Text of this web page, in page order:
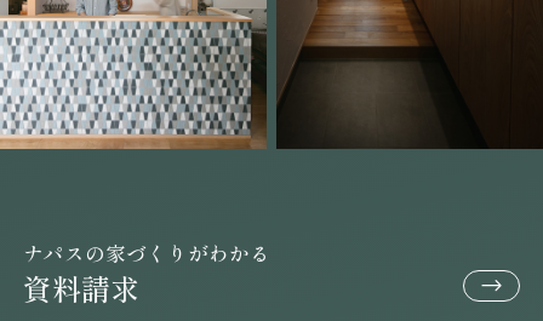
ナパスの家づくりがわかる
資料請求